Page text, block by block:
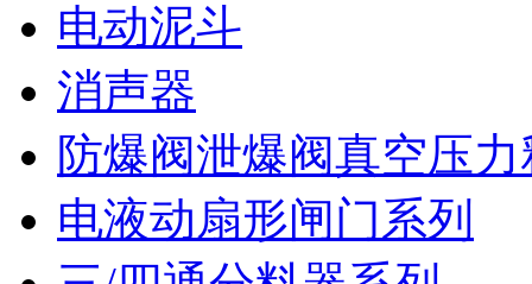
电动泥斗
消声器
防爆阀泄爆阀真空压
电液动扇形闸门系列